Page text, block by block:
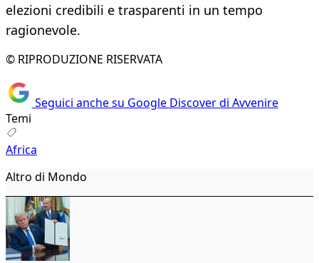
elezioni credibili e trasparenti in un tempo
ragionevole.
© RIPRODUZIONE RISERVATA
Seguici anche su Google Discover di Avvenire
Temi
Africa
Altro di Mondo